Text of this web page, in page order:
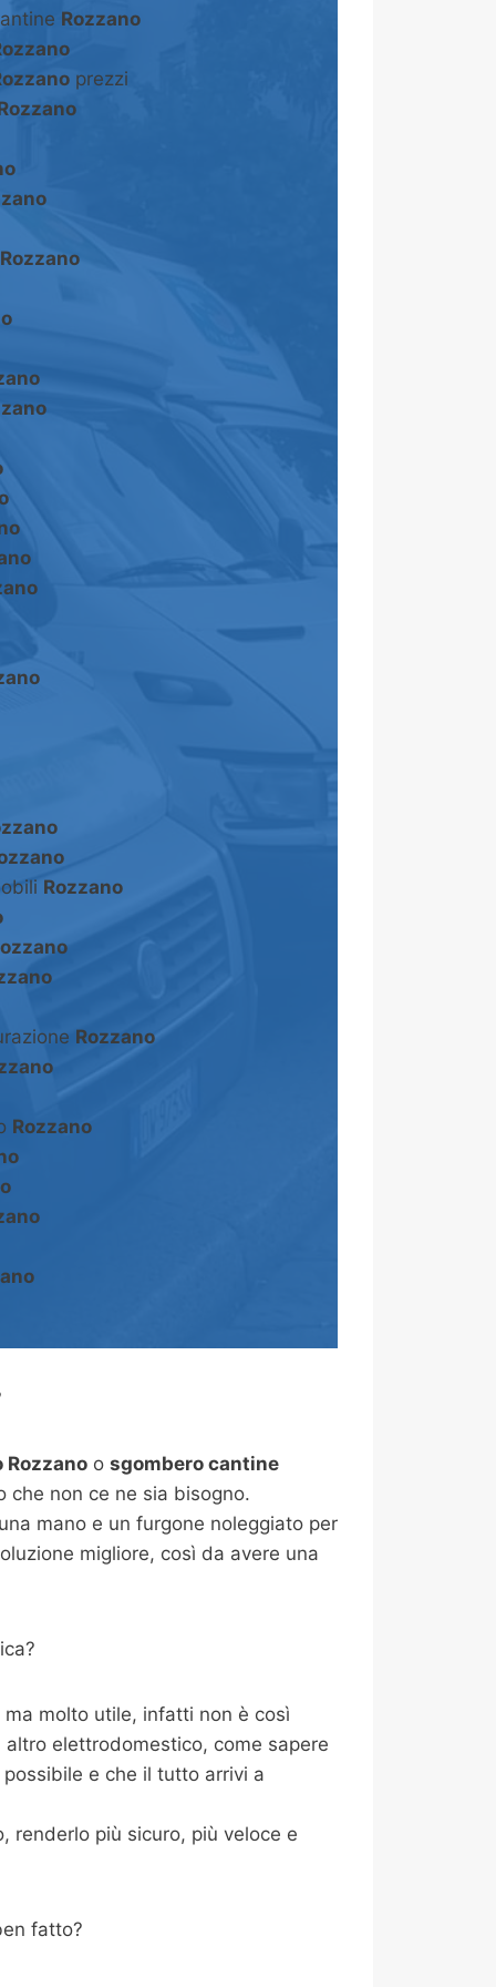
Rozzano
prezzi
Rozzano
Rozzano
Rozzano
Rozzano
o sgombero cantine
che non ce ne sia bisogno.
mano e un furgone noleggiato per
migliore, così da avere una
molto utile, infatti non è così
elettrodomestico, come sapere
e che il tutto arrivi a
renderlo più sicuro, più veloce e
fatto?